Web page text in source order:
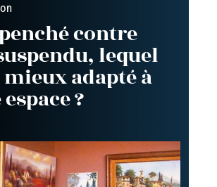
contre
lequel
mieux adapté à
?